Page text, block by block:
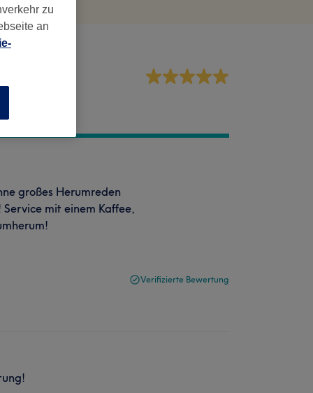
großes Herumreden
mit einem Kaffee,
Verifizierte Bewertung
zu
an